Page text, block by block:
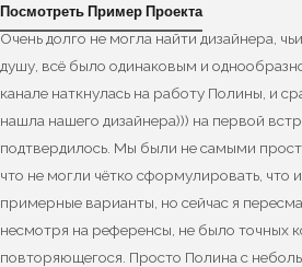
Посмотреть Пример Проекта
Очень долго не могла найти дизайнера,
душу, всё было одинаковым и
канале наткнулась на работу Полины, и
нашла нашего дизайнера))) на первой
подтвердилось. Мы были не самыми
что не могли чётко сформулировать, что
примерные варианты, но сейчас я
несмотря на референсы, не было точных
повторяющегося. Просто Полина с